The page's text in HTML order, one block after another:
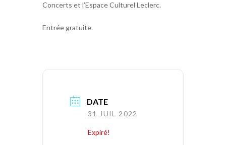
Concerts et l’Espace Culturel Leclerc.
Entrée gratuite.
DATE
31 JUIL 2022
Expiré!